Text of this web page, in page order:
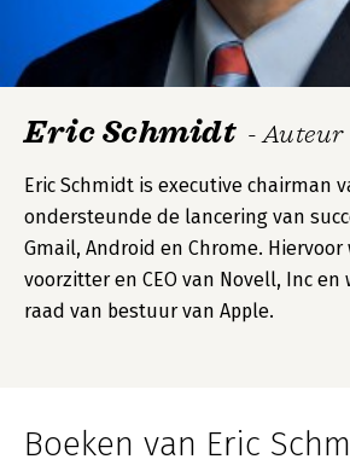
Eric Schmidt - Auteur
Eric Schmidt is executive chairman
ondersteunde de lancering van
Gmail, Android en Chrome.
voorzitter en CEO van Novell, Inc
raad van bestuur van Apple.
Boeken van Eric